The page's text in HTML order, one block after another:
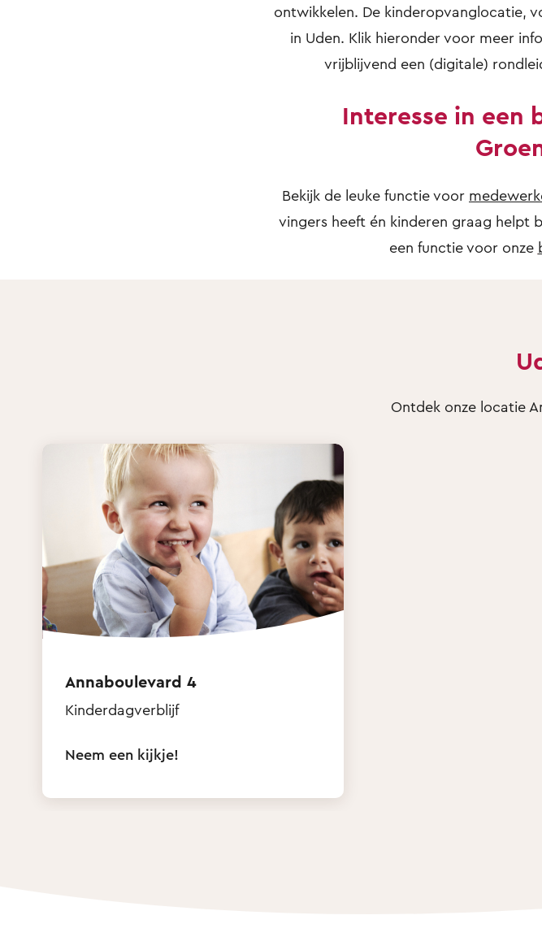
ontwikkelen. De kinderopvanglocatie,
in Uden. Klik hieronder voor meer
vrijblijvend een (digitale)
Interesse in een
Bekijk de leuke functie voor
vingers heeft én kinderen graag helpt
een functie voor onze
Ontdek onze locatie
Annaboulevard 4
Kinderdagverblijf
Neem een kijkje!